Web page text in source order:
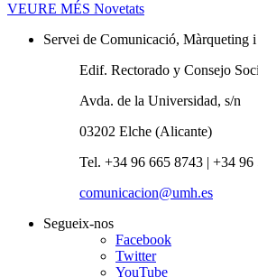
VEURE MÉS Novetats
Servei de Comunicació, Màrqueting
Edif. Rectorado y Consejo
Avda. de la Universidad, s/n
03202 Elche (Alicante)
Tel. +34 96 665 8743 | +34 96
comunicacion@umh.es
Segueix-nos
Facebook
Twitter
YouTube